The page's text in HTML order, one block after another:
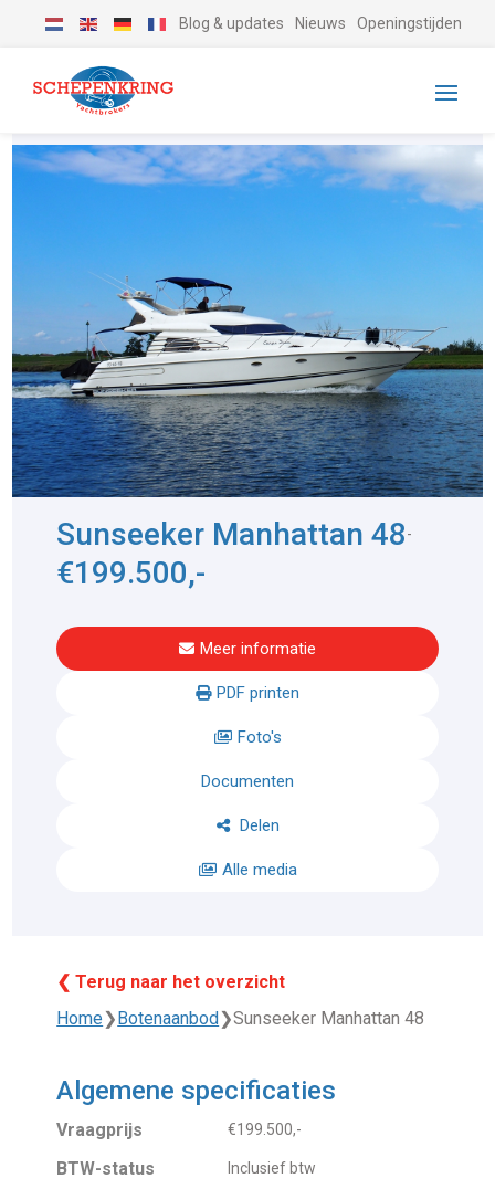
Blog & updates Nieuws Openingstijden
Sunseeker Manhattan 48-
€199.500,-
Meer informatie
PDF printen
Foto's
Documenten
Delen
Alle media
❮ Terug naar het overzicht
Home❯ Botenaanbod ❯Sunseeker Manhattan 48
Algemene specificaties
Vraagprijs €199.500,-
BTW-status Inclusief btw